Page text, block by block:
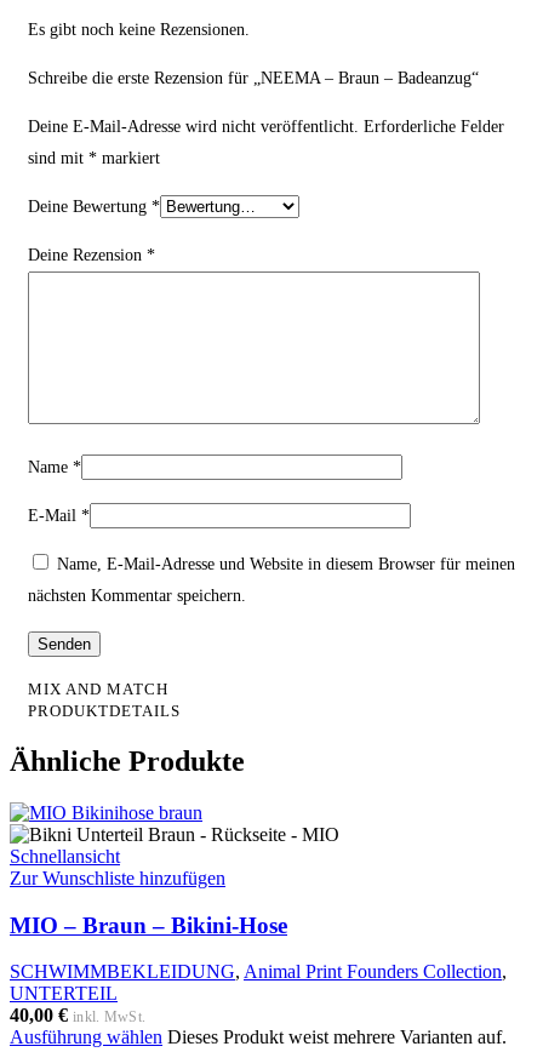
Es gibt noch keine Rezensionen.
Schreibe die erste Rezension für „NEEMA – Braun – Badeanzug“
Deine E-Mail-Adresse wird nicht veröffentlicht. Erforderliche Felder
sind mit * markiert
Deine Bewertung *
Deine Rezension *
Name *
E-Mail *
Name, E-Mail-Adresse und Website in diesem Browser für meinen
nächsten Kommentar speichern.
MIX AND MATCH
PRODUKTDETAILS
Ähnliche Produkte
Schnellansicht
Zur Wunschliste hinzufügen
MIO – Braun – Bikini-Hose
SCHWIMMBEKLEIDUNG, Animal Print Founders Collection,
UNTERTEIL
40,00 € inkl. MwSt.
Ausführung wählen Dieses Produkt weist mehrere Varianten auf.